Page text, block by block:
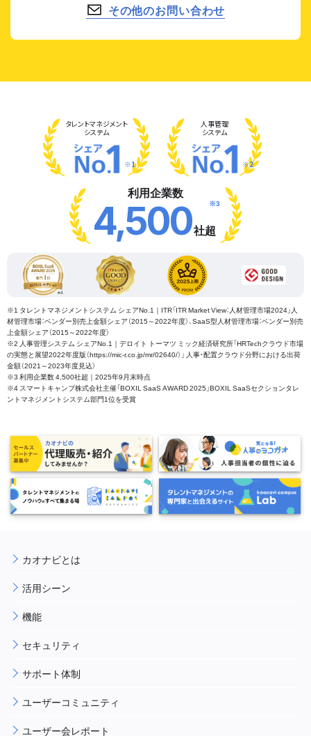
その他のお問い合わせ
タレントマネジメント
システム
※1
人事管理
システム
※2
利用企業数
4,500社超
※3
※1 タレントマネジメントシステム シェアNo.1｜ITR「ITR Market View：人材管理市場2024」人
材管理市場：ベンダー別売上金額シェア（2015～2022年度）、SaaS型人材管理市場：ベンダー別売
上金額シェア（2015～2022年度）
※2 人事管理システム シェアNo.1｜デロイト トーマツ ミック経済研究所「HRTechクラウド市場
の実態と展望2022年度版（https://mic-r.co.jp/mr/02640/）」 人事・配置クラウド分野における出荷
金額（2021～2023年度見込）
※3 利用企業数 4,500社超｜2025年9月末時点
※4 スマートキャンプ株式会社主催「BOXIL SaaS AWARD 2025」BOXIL SaaSセクションタレ
ントマネジメントシステム部門1位を受賞
カオナビとは
活用シーン
機能
セキュリティ
サポート体制
ユーザーコミュニティ
ユーザー会レポート